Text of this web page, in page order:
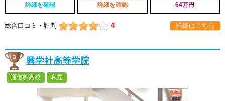
詳細を確認 詳細を確認 64万円
総合口コミ・評判 4 詳細はこちら
興学社高等学院
通信制高校 私立